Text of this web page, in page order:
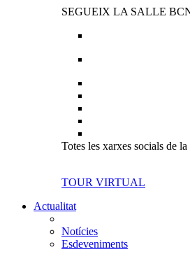
SEGUEIX LA SALLE
Totes les xarxes socials de
TOUR VIRTUAL
Actualitat
Notícies
Esdeveniments